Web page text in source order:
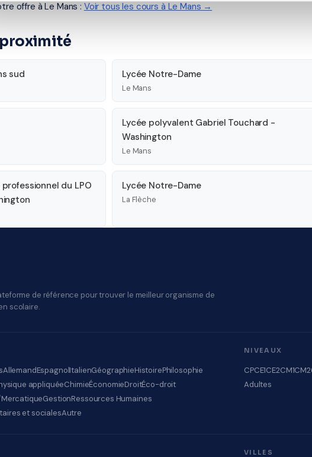
offre à Le Mans : Voir tous les cours à Le Mans →
proximité
sud Lycée Notre-Dame
Le Mans
Lycée polyvalent Gabriel Touchard -
Washington
Le Mans
du LPO
Lycée Notre-Dame
La Flèche
de référence pour trouver le meilleur organisme de
scolaire.
AllemandEspagnolItalienGéographieHistoirePhilosophie
appliquéeChimieÉconomieDroitÉco-droit
GestionRessources Humaines
et socialesAutre
NIVEAUX
CPCE1CE2CM1CM2
Adultes
VILLES